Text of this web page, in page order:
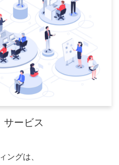
サービス
ングは、